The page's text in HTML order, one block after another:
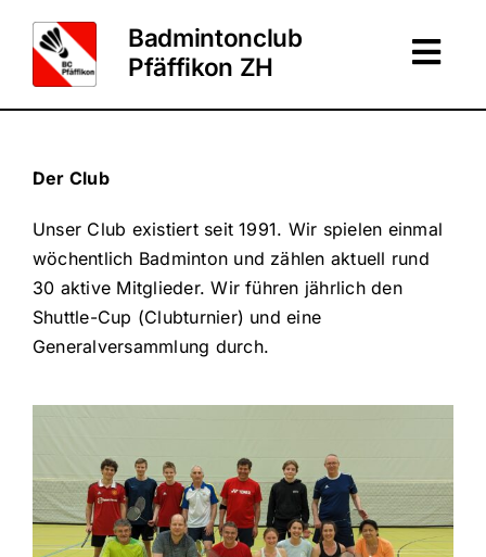
Inhalt
springen
Badmintonclub
Pfäffikon ZH
Über uns
Termine
Anmeldung
Galerie
Der Club
Unser Club existiert seit 1991. Wir spielen einmal
wöchentlich Badminton und zählen aktuell rund
30 aktive Mitglieder. Wir führen jährlich den
Shuttle-Cup (Clubturnier) und eine
Generalversammlung durch.